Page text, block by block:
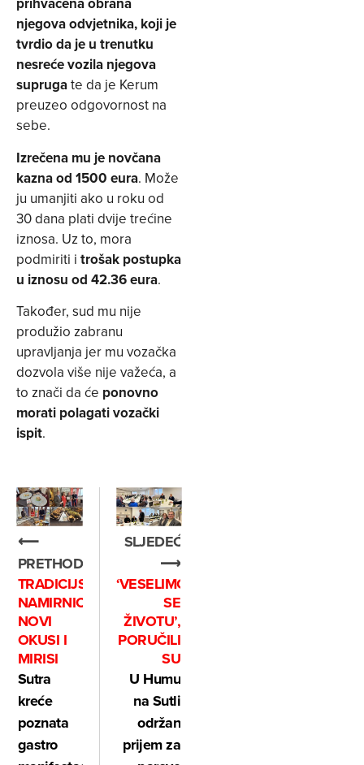
njegova odvjetnika, koji je
tvrdio da je u trenutku
nesreće vozila njegova
suprugate da je Kerum
preuzeo odgovornost na
sebe.
Izrečena mu je novčana
kazna od 1500 eura. Može
ju umanjiti ako u roku od
30 dana plati dvije trećine
iznosa. Uz to, mora
podmiriti i trošak postupka
u iznosu od 42.36 eura.
Također, sud mu nije
produžio zabranu
upravljanja jer mu vozačka
dozvola više nije važeća, a
to znači da će ponovno
morati polagati vozački
ispit.
⟵
PRETHODNO
TRADICIJSKE
NAMIRNICE,
NOVI
OKUSI I
MIRISI
Sutra
kreće
poznata
gastro
SLJEDEĆE
⟶
‘VESELIMO
SE
ŽIVOTU’,
PORUČILI
SU
U Humu
na Sutli
održan
prijem za